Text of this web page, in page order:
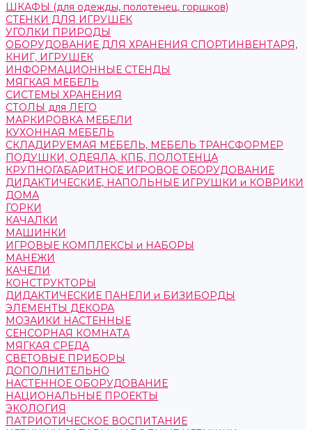
ШКАФЫ (для одежды, полотенец, горшков)
СТЕНКИ ДЛЯ ИГРУШЕК
УГОЛКИ ПРИРОДЫ
ОБОРУДОВАНИЕ ДЛЯ ХРАНЕНИЯ СПОРТИНВЕНТАРЯ,
КНИГ, ИГРУШЕК
ИНФОРМАЦИОННЫЕ СТЕНДЫ
МЯГКАЯ МЕБЕЛЬ
СИСТЕМЫ ХРАНЕНИЯ
СТОЛЫ для ЛЕГО
МАРКИРОВКА МЕБЕЛИ
КУХОННАЯ МЕБЕЛЬ
СКЛАДИРУЕМАЯ МЕБЕЛЬ, МЕБЕЛЬ ТРАНСФОРМЕР
ПОДУШКИ, ОДЕЯЛА, КПБ, ПОЛОТЕНЦА
КРУПНОГАБАРИТНОЕ ИГРОВОЕ ОБОРУДОВАНИЕ
ДИДАКТИЧЕСКИЕ, НАПОЛЬНЫЕ ИГРУШКИ и КОВРИКИ
ДОМА
ГОРКИ
КАЧАЛКИ
МАШИНКИ
ИГРОВЫЕ КОМПЛЕКСЫ и НАБОРЫ
МАНЕЖИ
КАЧЕЛИ
КОНСТРУКТОРЫ
ДИДАКТИЧЕСКИЕ ПАНЕЛИ и БИЗИБОРДЫ
ЭЛЕМЕНТЫ ДЕКОРА
МОЗАИКИ НАСТЕННЫЕ
СЕНСОРНАЯ КОМНАТА
МЯГКАЯ СРЕДА
СВЕТОВЫЕ ПРИБОРЫ
ДОПОЛНИТЕЛЬНО
НАСТЕННОЕ ОБОРУДОВАНИЕ
НАЦИОНАЛЬНЫЕ ПРОЕКТЫ
ЭКОЛОГИЯ
ПАТРИОТИЧЕСКОЕ ВОСПИТАНИЕ